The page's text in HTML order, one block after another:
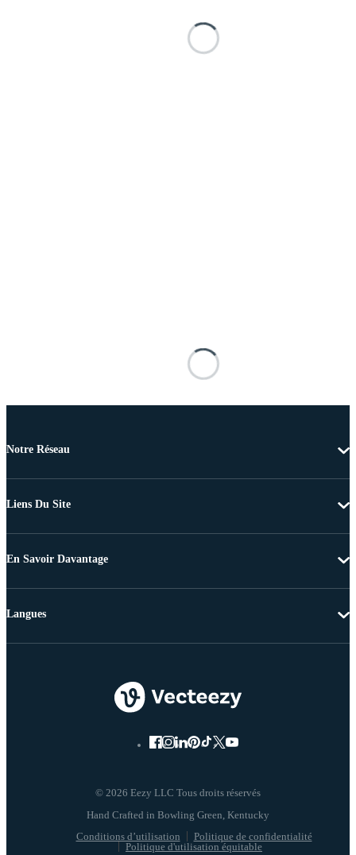
Notre Réseau
Liens Du Site
En Savoir Davantage
© 2026 Eezy LLC Tous droits réservés
Conditions d’utilisation
Politique de confidentialité
Politique d'utilisation équitable
Langues